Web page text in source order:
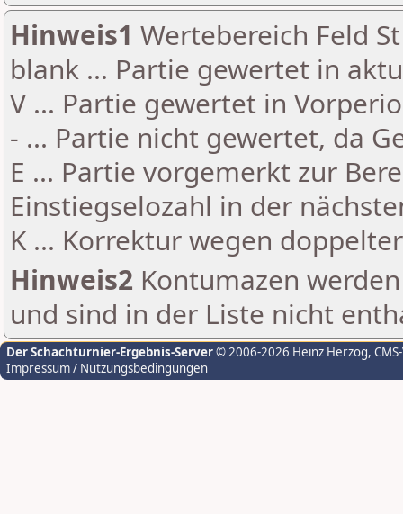
Hinweis1 Wertebereich Feld
blank ... Partie gewertet in
V ... Partie gewertet in
- ... Partie nicht gewertet, da
E ... Partie vorgemerkt zur
Einstiegselozahl in der
K ... Korrektur wegen
Hinweis2 Kontumazen
und sind in der Liste nicht
Der Schachturnier-Ergebnis-Server© 2006-2026 Heinz Herzog,
Impressum / Nutzungsbedingungen